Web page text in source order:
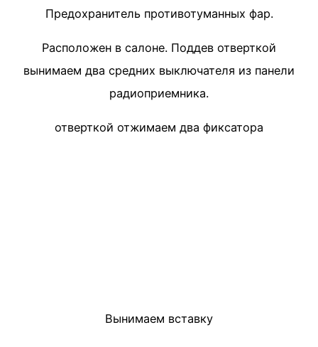
Предохранитель противотуманных фар.
Расположен в салоне. Поддев отверткой
вынимаем два средних выключателя из панели
радиоприемника.
отверткой отжимаем два фиксатора
Вынимаем вставку